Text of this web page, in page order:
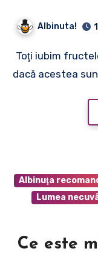
Albinuta!
Toţi iubim fructele şi legumele proaspete. Mai ales
dacă acestea
Albinuţa
Lumea
Ce este